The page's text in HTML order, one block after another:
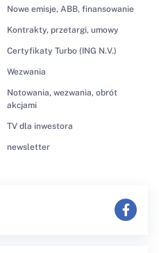
Nowe emisje, ABB, finansowanie
Kontrakty, przetargi, umowy
Certyfikaty Turbo (ING N.V.)
Wezwania
Notowania, wezwania, obrót
akcjami
TV dla inwestora
newsletter